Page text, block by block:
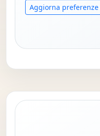
Aggiorna preferenze